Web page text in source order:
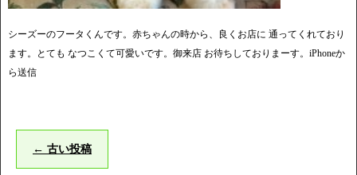
シーズーのフータくんです。赤ちゃんの時から、良くお店に 通ってくれており
ます。とても なつこくて可愛いです。御来店 お待ちしておりまーす。iPhoneか
ら送信
← 古い投稿